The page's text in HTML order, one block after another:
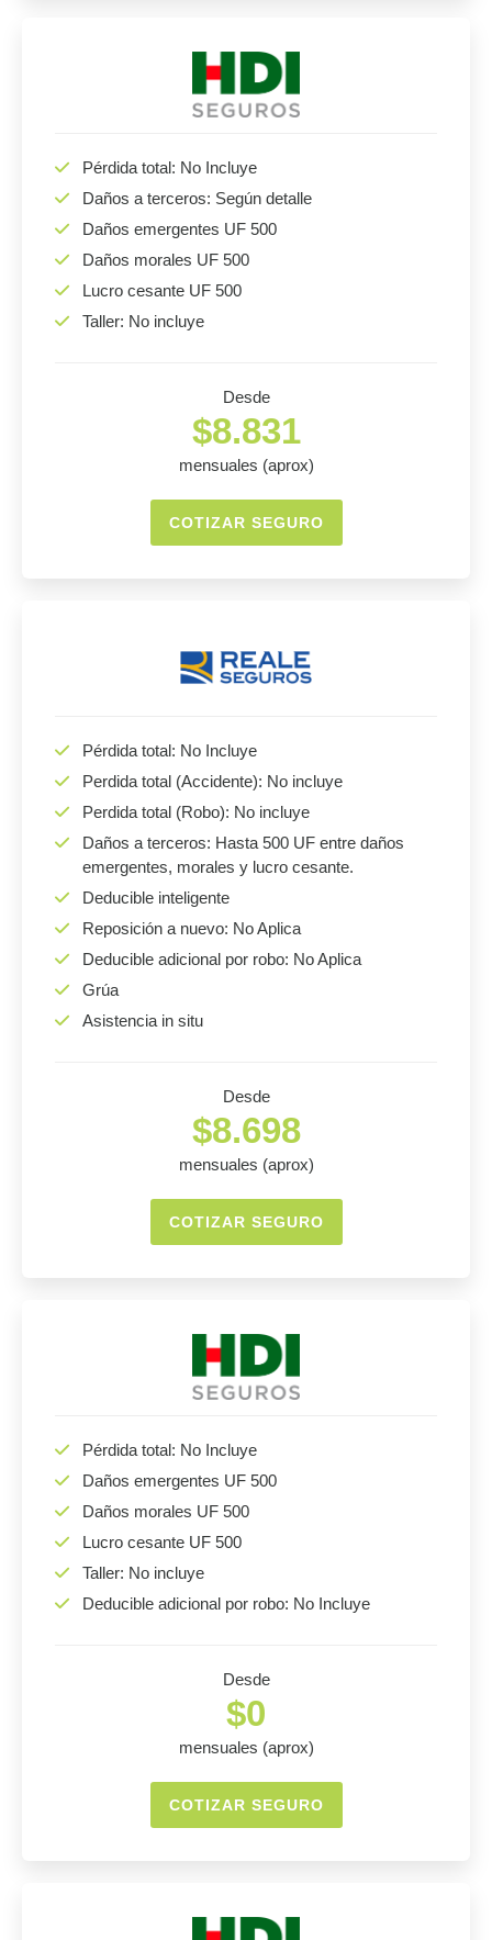
Pérdida total: No Incluye
Daños a terceros: Según detalle
Daños emergentes UF 500
Daños morales UF 500
Lucro cesante UF 500
Taller: No incluye
Desde
$8.831
mensuales (aprox)
COTIZAR SEGURO
Pérdida total: No Incluye
Perdida total (Accidente): No incluye
Perdida total (Robo): No incluye
Daños a terceros: Hasta 500 UF entre daños
emergentes, morales y lucro cesante.
Deducible inteligente
Reposición a nuevo: No Aplica
Deducible adicional por robo: No Aplica
Grúa
Asistencia in situ
Desde
$8.698
mensuales (aprox)
COTIZAR SEGURO
Pérdida total: No Incluye
Daños emergentes UF 500
Daños morales UF 500
Lucro cesante UF 500
Taller: No incluye
Deducible adicional por robo: No Incluye
Desde
$0
mensuales (aprox)
COTIZAR SEGURO